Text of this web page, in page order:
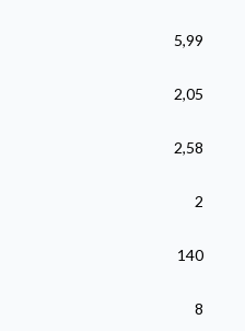
5,99
2,05
2,58
2
140
8